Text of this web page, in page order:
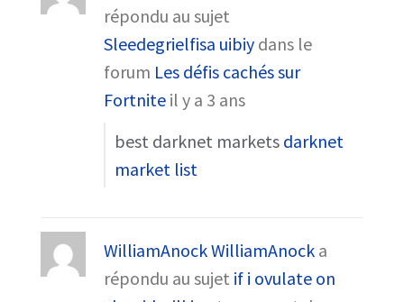
répondu au sujet
Sleedegrielfisa uibiy dans le
forum Les défis cachés sur
Fortnite il y a 3 ans
best darknet markets darknet
market list
WilliamAnock WilliamAnock a
répondu au sujet if i ovulate on